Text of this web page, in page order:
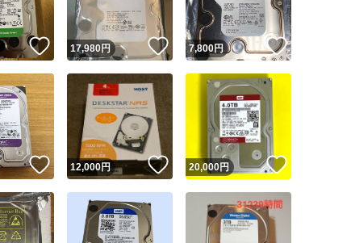
いいね！
17,980円 いいね！
7,800円 いいね！
いいね！
12,000円 いいね！
20,000円